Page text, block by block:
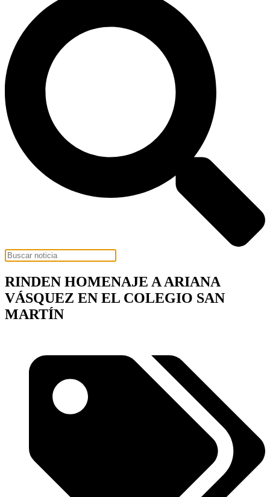
RINDEN HOMENAJE A ARIANA
VÁSQUEZ EN EL COLEGIO SAN
MARTÍN